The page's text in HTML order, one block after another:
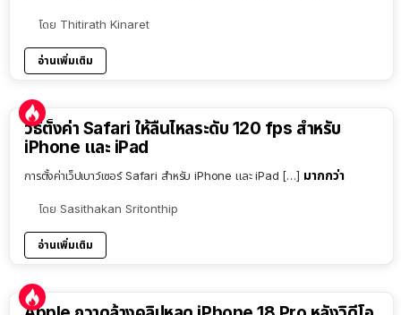
โดย Thitirath Kinaret
อ่านเพิ่มเติม
วิธีตั้งค่า Safari ให้ลื่นไหลระดับ 120 fps สำหรับ
iPhone และ iPad
การตั้งค่าเว็ปเบาว์เซอร์ Safari สำหรับ iPhone และ iPad […] มากกว่า
โดย Sasithakan Sritonthip
อ่านเพิ่มเติม